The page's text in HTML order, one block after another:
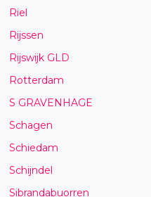
Riel
Rijssen
Rijswijk GLD
Rotterdam
S GRAVENHAGE
Schagen
Schiedam
Schijndel
Sibrandabuorren